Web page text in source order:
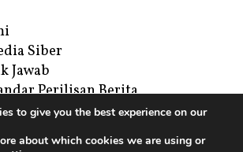
Siber
Jawab
Perilisan Berita
to give you the best experience on our
about which cookies we are using or